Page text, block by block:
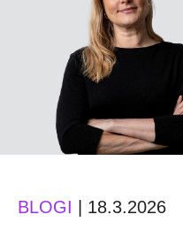
BLOGI 18.3.2026